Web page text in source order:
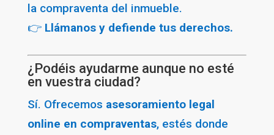
la compraventa del inmueble.
👉 Llámanos y defiende tus derechos.
¿Podéis ayudarme aunque no esté
en vuestra ciudad?
Sí. Ofrecemos asesoramiento legal
online en compraventas, estés donde